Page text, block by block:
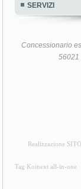
COS'È
FAQ